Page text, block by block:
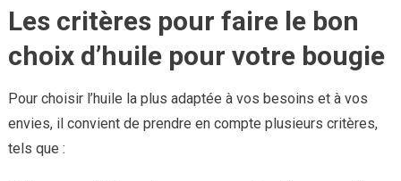
Les critères pour faire le bon
choix d’huile pour votre bougie
Pour choisir l’huile la plus adaptée à vos besoins et à vos
envies, il convient de prendre en compte plusieurs critères,
tels que :